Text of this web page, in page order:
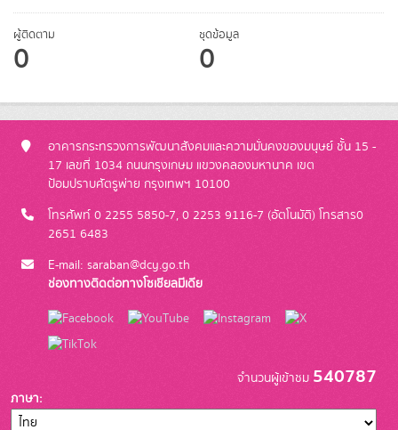
ผู้ติดตาม
0
ชุดข้อมูล
0
อาคารกระทรวงการพัฒนาสังคมและความมั่นคงของมนุษย์ ชั้น 15 -
17 เลขที่ 1034 ถนนกรุงเกษม แขวงคลองมหานาค เขต
ป้อมปราบศัตรูพ่าย กรุงเทพฯ 10100
โทรศัพท์ 0 2255 5850-7, 0 2253 9116-7 (อัตโนมัติ) โทรสาร0
2651 6483
E-mail: saraban@dcy.go.th
ช่องทางติดต่อทางโซเชียลมีเดีย
จำนวนผู้เข้าชม 540787
ภาษา